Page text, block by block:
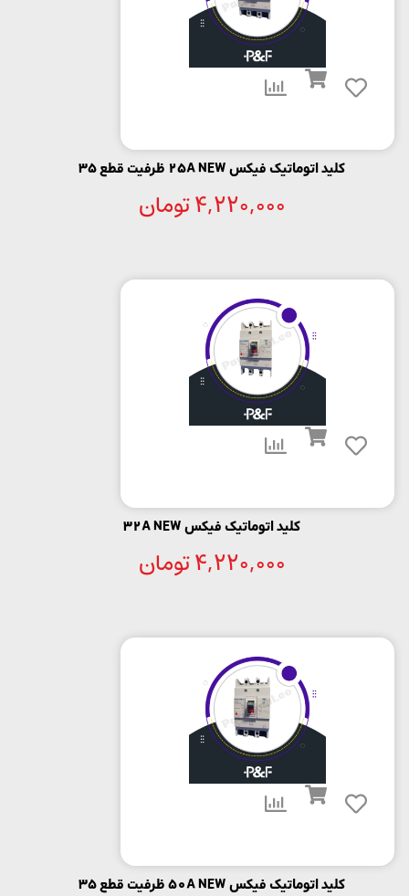
کلید اتوماتیک فیکس 25A NEW ظرفیت قطع 35
4,220,000تومان
کلید اتوماتیک فیکس 32A NEW
4,220,000تومان
کلید اتوماتیک فیکس 50A NEW ظرفیت قطع 35